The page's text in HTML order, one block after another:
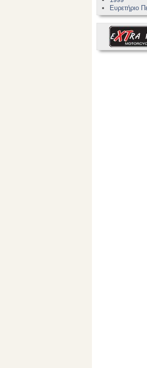
Ευρετήριο